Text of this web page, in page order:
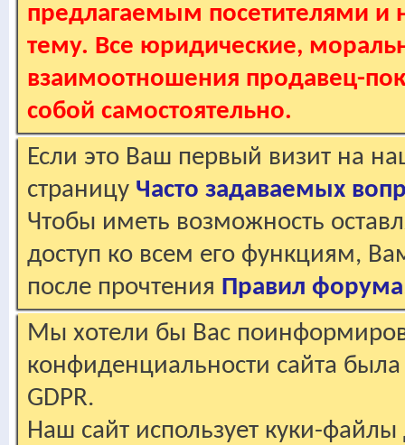
предлагаемым посетителями и
тему. Все юридические,
взаимоотношения продавец-
собой самостоятельно.
Если это Ваш первый визит на
страницу Часто задаваемых
Чтобы иметь возможность
доступ ко всем его функциям,
после прочтения Правил форума
Мы хотели бы Вас
конфиденциальности сайта
GDPR.
Наш сайт использует куки-файлы